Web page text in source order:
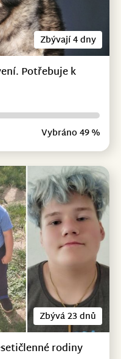
Zbývají 4 dny
Potřebuje k
Vybráno 49 %
Zbývá 23 dnů
rodiny